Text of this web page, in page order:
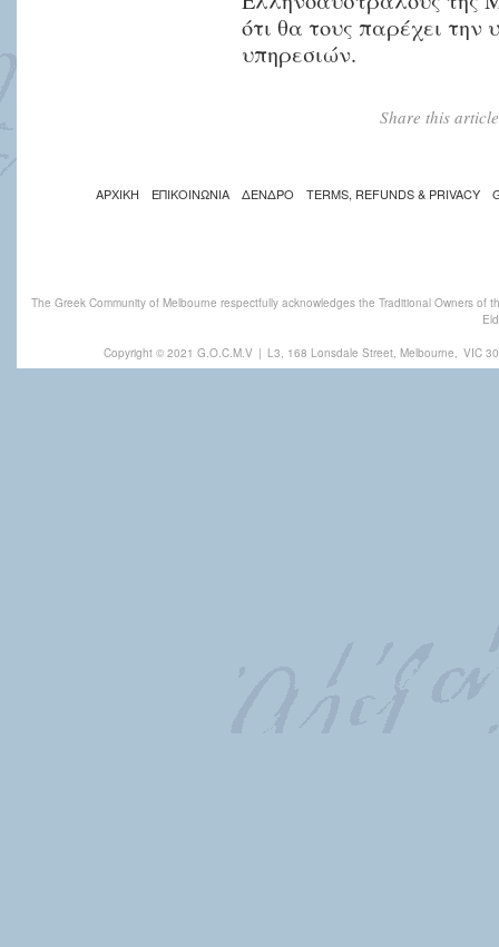
ότι θα τους παρέχει την
υπηρεσιών.
Share this
ΑΡΧΙΚΗ ΕΠΙΚΟΙΝΩΝΙΑ ΔΕΝΔΡΟ TERMS, REFUNDS & PRIVACY
The Greek Community of Melbourne respectfully acknowledges the Traditional Owners
Copyright © 2021 G.O.C.M.V | L3, 168 Lonsdale Street, Melbourne, VIC